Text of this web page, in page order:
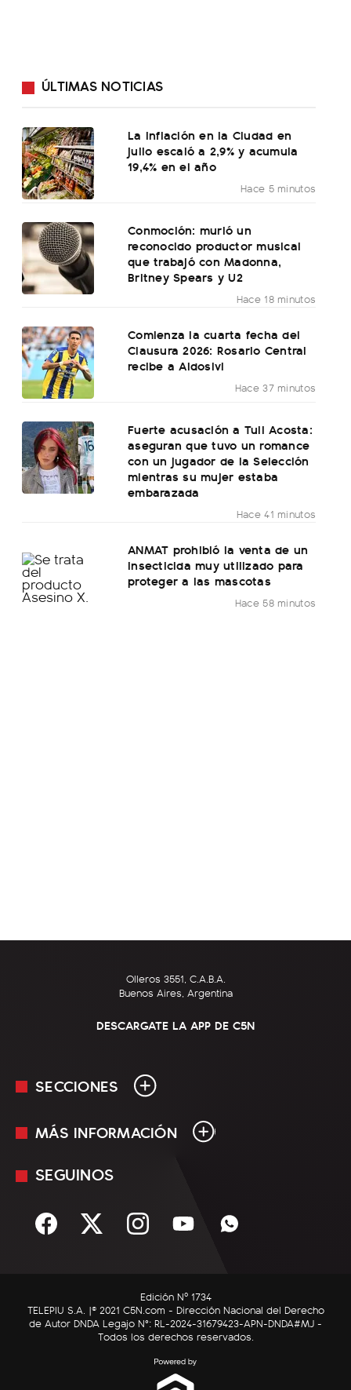
ÚLTIMAS NOTICIAS
La inflación en la Ciudad en
julio escaló a 2,9% y acumula
19,4% en el año
Hace 5 minutos
Conmoción: murió un
reconocido productor musical
que trabajó con Madonna,
Britney Spears y U2
Hace 18 minutos
Comienza la cuarta fecha del
Clausura 2026: Rosario Central
recibe a Aldosivi
Hace 37 minutos
Fuerte acusación a Tuli Acosta:
aseguran que tuvo un romance
con un jugador de la Selección
mientras su mujer estaba
embarazada
Hace 41 minutos
ANMAT prohibió la venta de un
insecticida muy utilizado para
proteger a las mascotas
Hace 58 minutos
Olleros 3551, C.A.B.A.
Buenos Aires, Argentina
DESCARGATE LA APP DE C5N
SECCIONES
En Vivo
Sociedad
C5N Autos
RatingCero
MÁS INFORMACIÓN
Mediakit
Términos y condiciones
SEGUINOS
Edición Nº 1734
TELEPIU S.A. |© 2021 C5N.com - Dirección Nacional del Derecho
de Autor DNDA Legajo N°: RL-2024-31679423-APN-DNDA#MJ -
Todos los derechos reservados.